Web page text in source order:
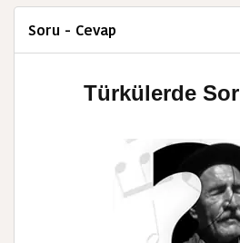
Soru - Cevap
Türkülerde